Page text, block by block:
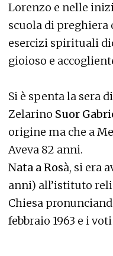
Lorenzo e nelle
scuola di preghiera
esercizi spirituali
gioioso e
Si è spenta la sera
Zelarino Suor
origine ma che a
Aveva 82 anni.
Nata a Rosà, si era
anni) all’istituto
Chiesa
febbraio 1963 e i